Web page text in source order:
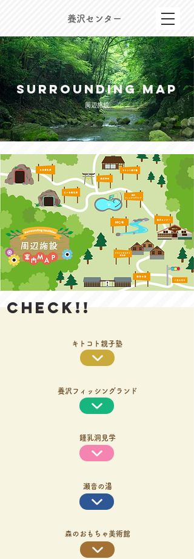
養沢センター
Surrounding map
周辺施設
check!!
キトコト親子塾
養沢フィッシングランド
鍾乳洞見学
瀬音の湯
森のおもちゃ美術館